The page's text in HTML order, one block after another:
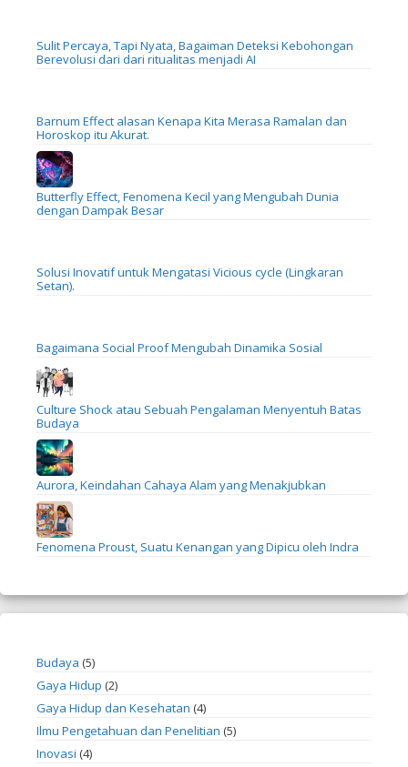
Sulit Percaya, Tapi Nyata, Bagaiman Deteksi Kebohongan
Berevolusi dari dari ritualitas menjadi AI
Barnum Effect alasan Kenapa Kita Merasa Ramalan dan
Horoskop itu Akurat.
Butterfly Effect, Fenomena Kecil yang Mengubah Dunia
dengan Dampak Besar
Solusi Inovatif untuk Mengatasi Vicious cycle (Lingkaran
Setan).
Bagaimana Social Proof Mengubah Dinamika Sosial
Culture Shock atau Sebuah Pengalaman Menyentuh Batas
Budaya
Aurora, Keindahan Cahaya Alam yang Menakjubkan
Fenomena Proust, Suatu Kenangan yang Dipicu oleh Indra
Budaya (5)
Gaya Hidup (2)
Gaya Hidup dan Kesehatan (4)
Ilmu Pengetahuan dan Penelitian (5)
Inovasi (4)